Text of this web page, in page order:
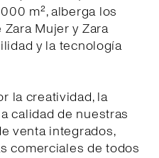
m², alberga los
Mujer y Zara
y la tecnología
la creatividad, la
calidad de nuestras
venta integrados,
comerciales de todos